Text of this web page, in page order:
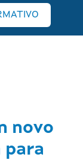
novo
para